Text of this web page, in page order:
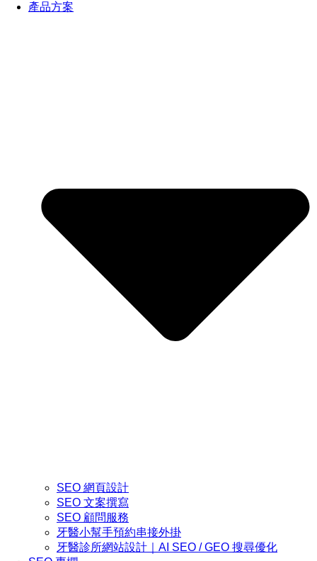
產品方案
SEO 網頁設計
SEO 文案撰寫
SEO 顧問服務
牙醫小幫手預約串接外掛
牙醫診所網站設計｜AI SEO / GEO 搜尋優化